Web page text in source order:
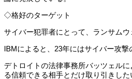
◇格好のターゲット
サイバー犯罪者にとって、ランサム
IBMによると、23年にはサイバー攻
デトロイトの法律事務所バッツェル
る信頼できる相手とだけ取り引きし